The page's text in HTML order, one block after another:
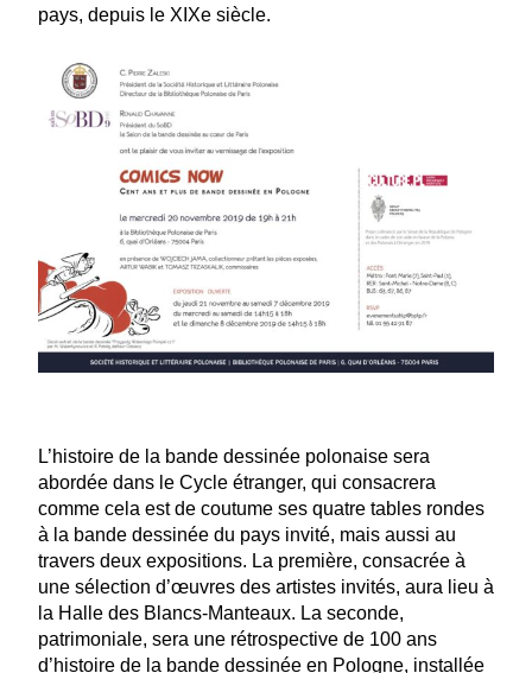
pays, depuis le XIXe siècle.
L’histoire de la bande dessinée polonaise sera
abordée dans le Cycle étranger, qui consacrera
comme cela est de coutume ses quatre tables rondes
à la bande dessinée du pays invité, mais aussi au
travers deux expositions. La première, consacrée à
une sélection d’œuvres des artistes invités, aura lieu à
la Halle des Blancs-Manteaux. La seconde,
patrimoniale, sera une rétrospective de 100 ans
d’histoire de la bande dessinée en Pologne, installée